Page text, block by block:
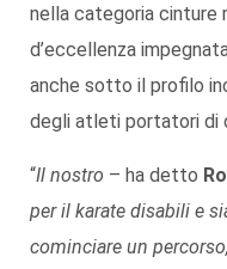
nella categoria cinture
d’eccellenza
anche sotto il profilo
degli atleti portatori di
“Il nostro – ha detto
per il karate disabili e
cominciare un